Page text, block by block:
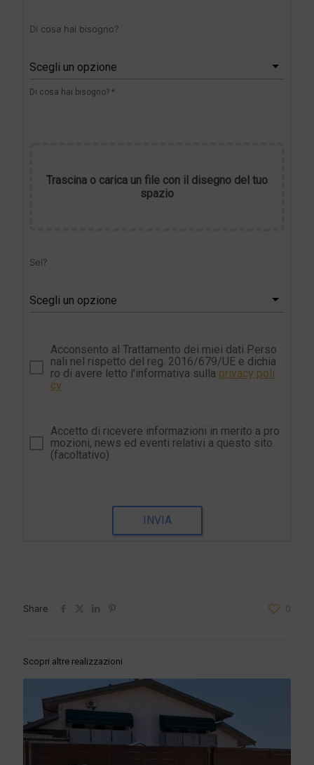
Di cosa hai bisogno?
Scegli un opzione
Di cosa hai bisogno? *
Trascina o carica un file con il disegno del tuo
spazio
Sei?
Scegli un opzione
Acconsento al Trattamento dei miei dati Perso
nali nel rispetto del reg. 2016/679/UE e dichia
ro di avere letto l'informativa sulla privacy poli
cy
Accetto di ricevere informazioni in merito a pro
mozioni, news ed eventi relativi a questo sito.
(facoltativo)
INVIA
Share 0
Scopri altre realizzazioni